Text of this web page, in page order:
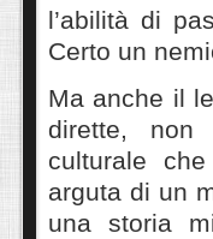
l’abilità di
Certo un
Ma anche il
dirette, non
culturale
arguta di un
una storia